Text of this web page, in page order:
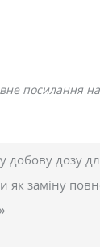
посилання
добову дозу
як заміну